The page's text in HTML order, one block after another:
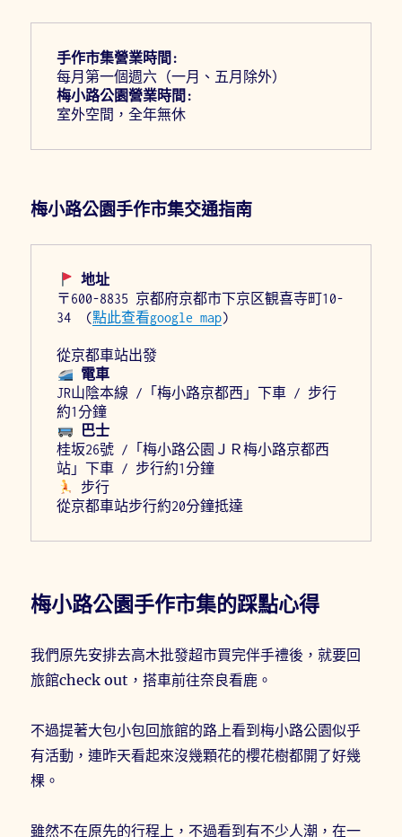
手作市集營業時間:
梅小路公園營業時間:
室外空間，全年無休
梅小路公園手作市集交通指南
地址
〒600-8835 京都府京都市下京区観喜寺町10-
34  (點此查看google map)
電車
JR山陰本線 /「梅小路京都西」下車 / 步行
巴士
桂坂26號 /「梅小路公園ＪＲ梅小路京都西
步行
梅小路公園手作市集的踩點心得
我們原先安排去高木批發超市買完伴手禮後，就要回
旅館check out，搭車前往奈良看鹿。
不過提著大包小包回旅館的路上看到梅小路公園似乎
有活動，連昨天看起來沒幾顆花的櫻花樹都開了好幾
棵。
雖然不在原先的行程上，不過看到有不少人潮，在一